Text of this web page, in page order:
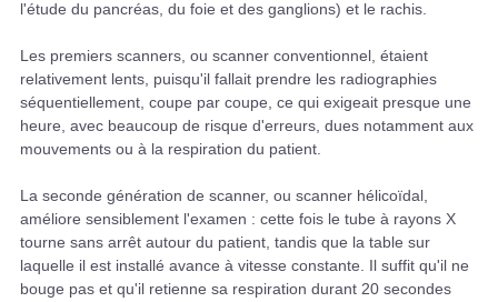
l'étude du pancréas, du foie et des ganglions) et le rachis.
Les premiers scanners, ou scanner conventionnel, étaient
relativement lents, puisqu'il fallait prendre les radiographies
séquentiellement, coupe par coupe, ce qui exigeait presque une
heure, avec beaucoup de risque d'erreurs, dues notamment aux
mouvements ou à la respiration du patient.
La seconde génération de scanner, ou scanner hélicoïdal,
améliore sensiblement l'examen : cette fois le tube à rayons X
tourne sans arrêt autour du patient, tandis que la table sur
laquelle il est installé avance à vitesse constante. Il suffit qu'il ne
bouge pas et qu'il retienne sa respiration durant 20 secondes